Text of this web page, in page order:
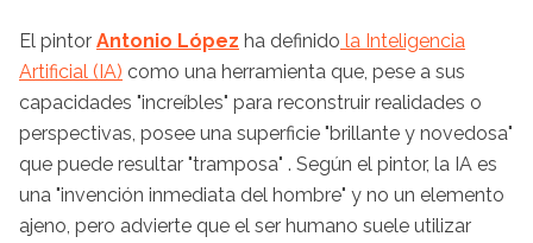
El pintor Antonio López ha definido la Inteligencia
Artificial (IA) como una herramienta que, pese a sus
capacidades "increíbles" para reconstruir realidades o
perspectivas, posee una superficie "brillante y novedosa"
que puede resultar "tramposa" . Según el pintor, la IA es
una "invención inmediata del hombre" y no un elemento
ajeno, pero advierte que el ser humano suele utilizar